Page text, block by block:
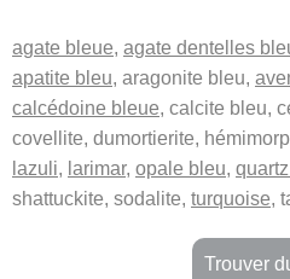
agate bleue, agate dentelles
apatite bleu, aragonite bleu,
calcédoine bleue, calcite bleu,
covellite, dumortierite,
lazuli, larimar, opale bleu,
shattuckite, sodalite, turquoise,
Trouver